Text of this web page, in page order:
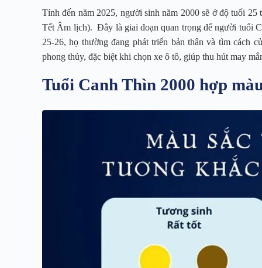
Tính đến năm 2025, người sinh năm 2000 sẽ ở độ tuổi
Tết Âm lịch). Đây là giai đoạn quan trọng để người tuổi
25-26, họ thường đang phát triển bản thân và tìm cách
phong thủy, đặc biệt khi chọn xe ô tô, giúp thu hút may
Tuổi Canh Thìn 2000 hợp